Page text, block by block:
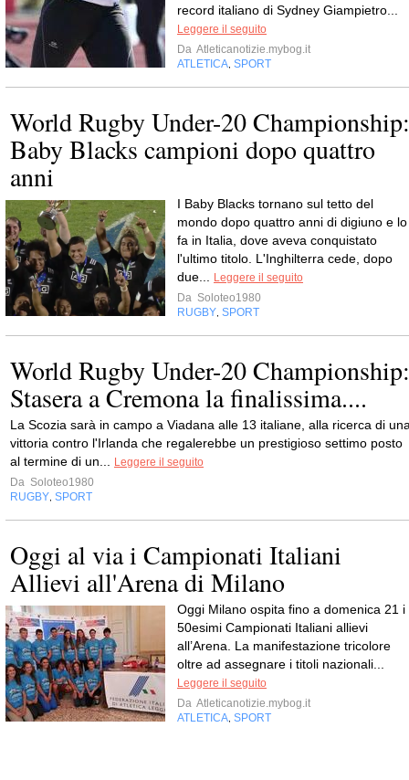
record italiano di Sydney Giampietro...
Leggere il seguito
Da Atleticanotizie.mybog.it
ATLETICA SPORT
World Rugby Under-20 Championship:
Baby Blacks campioni dopo quattro
anni
I Baby Blacks tornano sul tetto del
mondo dopo quattro anni di digiuno e lo
fa in Italia, dove aveva conquistato
l'ultimo titolo. L'Inghilterra cede, dopo
due...
Leggere il seguito
Da Soloteo1980
RUGBY SPORT
World Rugby Under-20 Championship:
Stasera a Cremona la finalissima....
La Scozia sarà in campo a Viadana alle 13 italiane, alla ricerca di
vittoria contro l'Irlanda che regalerebbe un prestigioso settimo posto
al termine di un...
Leggere il seguito
Da Soloteo1980
RUGBY SPORT
Oggi al via i Campionati Italiani
Allievi all'Arena di Milano
Oggi Milano ospita fino a domenica 21 i
50esimi Campionati Italiani allievi
all’Arena. La manifestazione tricolore
oltre ad assegnare i titoli nazionali...
Leggere il seguito
Da Atleticanotizie.mybog.it
ATLETICA SPORT